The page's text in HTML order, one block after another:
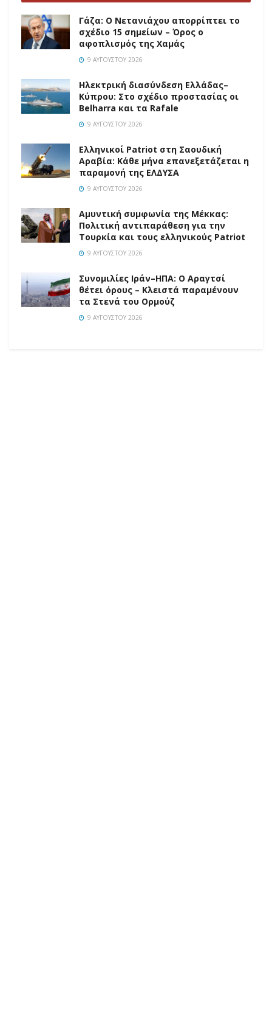
Γάζα: Ο Νετανιάχου απορρίπτει το
σχέδιο 15 σημείων – Όρος ο
αφοπλισμός της Χαμάς
9 ΑΥΓΟΎΣΤΟΥ 2026
Ηλεκτρική διασύνδεση Ελλάδας–
Κύπρου: Στο σχέδιο προστασίας οι
Belharra και τα Rafale
9 ΑΥΓΟΎΣΤΟΥ 2026
Ελληνικοί Patriot στη Σαουδική
Αραβία: Κάθε μήνα επανεξετάζεται η
παραμονή της ΕΛΔΥΣΑ
9 ΑΥΓΟΎΣΤΟΥ 2026
Αμυντική συμφωνία της Μέκκας:
Πολιτική αντιπαράθεση για την
Τουρκία και τους ελληνικούς Patriot
9 ΑΥΓΟΎΣΤΟΥ 2026
Συνομιλίες Ιράν–ΗΠΑ: Ο Αραγτσί
θέτει όρους – Κλειστά παραμένουν
τα Στενά του Ορμούζ
9 ΑΥΓΟΎΣΤΟΥ 2026